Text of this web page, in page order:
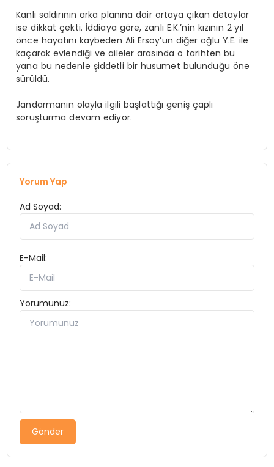
Kanlı saldırının arka planına dair ortaya çıkan detaylar
ise dikkat çekti. İddiaya göre, zanlı E.K.’nin kızının 2 yıl
önce hayatını kaybeden Ali Ersoy’un diğer oğlu Y.E. ile
kaçarak evlendiği ve aileler arasında o tarihten bu
yana bu nedenle şiddetli bir husumet bulunduğu öne
sürüldü.
Jandarmanın olayla ilgili başlattığı geniş çaplı
soruşturma devam ediyor.
Yorum Yap
Ad Soyad:
E-Mail:
Yorumunuz:
Gönder